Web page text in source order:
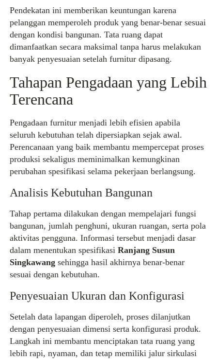
Pendekatan ini memberikan keuntungan karena
pelanggan memperoleh produk yang benar-benar sesuai
dengan kondisi bangunan. Tata ruang dapat
dimanfaatkan secara maksimal tanpa harus melakukan
banyak penyesuaian setelah furnitur dipasang.
Tahapan Pengadaan yang Lebih
Terencana
Pengadaan furnitur menjadi lebih efisien apabila
seluruh kebutuhan telah dipersiapkan sejak awal.
Perencanaan yang baik membantu mempercepat proses
produksi sekaligus meminimalkan kemungkinan
perubahan spesifikasi selama pekerjaan berlangsung.
Analisis Kebutuhan Bangunan
Tahap pertama dilakukan dengan mempelajari fungsi
bangunan, jumlah penghuni, ukuran ruangan, serta pola
aktivitas pengguna. Informasi tersebut menjadi dasar
dalam menentukan spesifikasi Ranjang Susun
Singkawang sehingga hasil akhirnya benar-benar
sesuai dengan kebutuhan.
Penyesuaian Ukuran dan Konfigurasi
Setelah data lapangan diperoleh, proses dilanjutkan
dengan penyesuaian dimensi serta konfigurasi produk.
Langkah ini membantu menciptakan tata ruang yang
lebih rapi, nyaman, dan tetap memiliki jalur sirkulasi